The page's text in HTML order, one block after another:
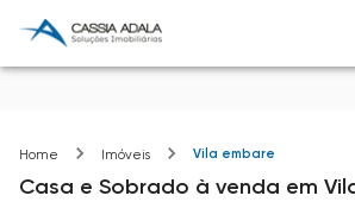
Home Imóveis Vila embare
Casa e Sobrado à venda em